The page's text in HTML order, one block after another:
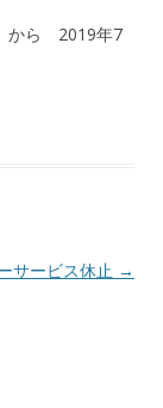
から 2019年7
サービス休止 →